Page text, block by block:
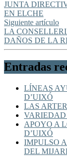
JUNTA
EN ELCHE
Siguiente artículo
LA
DAÑOS DE LA
Entradas
LÍNEAS
D’UIXÓ
LAS
VARIEDAD
APOYO A
D’UIXÓ
IMPULSO
DEL